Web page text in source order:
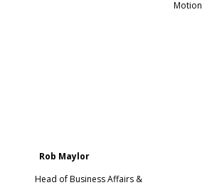
Rob Maylor
of Business Affairs &